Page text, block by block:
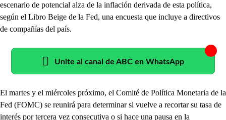
escenario de potencial alza de la inflación derivada de esta política,
según el Libro Beige de la Fed, una encuesta que incluye a directivos
de compañías del país.
Unite al canal de ABC en WhatsApp
El martes y el miércoles próximo, el Comité de Política Monetaria de la
Fed (FOMC) se reunirá para determinar si vuelve a recortar su tasa de
interés por tercera vez consecutiva o si hace una pausa en la